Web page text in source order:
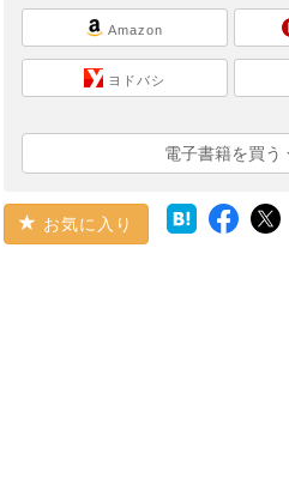
Amazon
ヨドバシ
電子書籍を買う
お気に入り